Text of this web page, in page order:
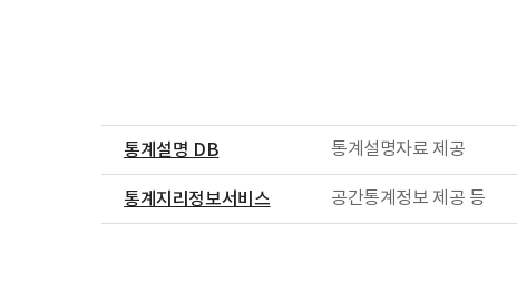
통계설명 DB 통계설명자료 제공
통계지리정보서비스 공간통계정보 제공 등